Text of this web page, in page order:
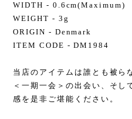
WIDTH - 0.6cm(Maximum)
WEIGHT - 3g
ORIGIN - Denmark
ITEM CODE - DM1984
当店のアイテムは誰とも被ら
＜一期一会＞の出会い、そし
感を是非ご堪能ください。